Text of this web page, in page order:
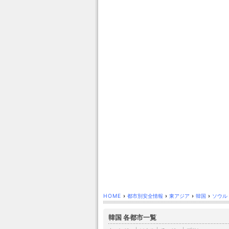
HOME › 都市別安全情報 › 東アジア › 韓国 › ソウル
韓国 各都市一覧